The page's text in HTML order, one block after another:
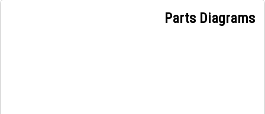
Parts Diagrams